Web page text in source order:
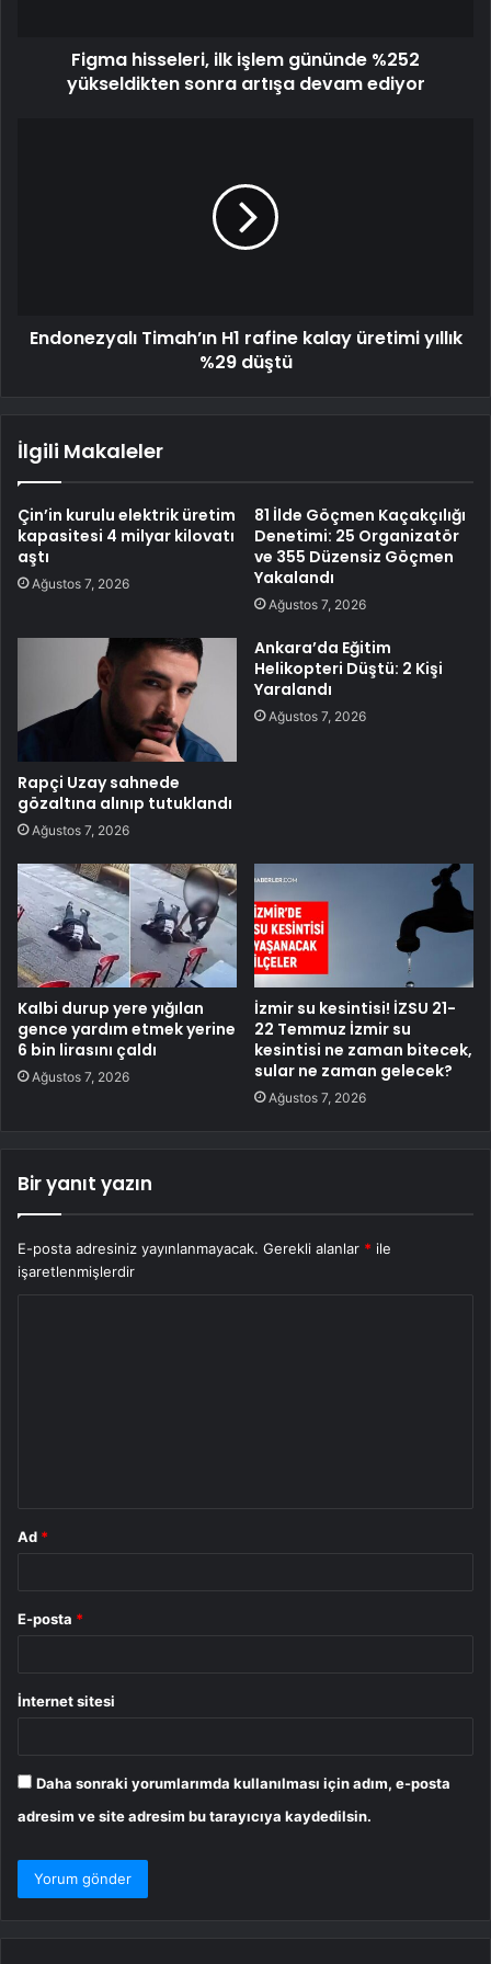
Figma hisseleri, ilk işlem gününde %252
yükseldikten sonra artışa devam ediyor
Endonezyalı Timah’ın H1 rafine kalay üretimi yıllık
%29 düştü
İlgili Makaleler
Çin’in kurulu elektrik üretim
kapasitesi 4 milyar kilovatı
aştı
Ağustos 7, 2026
81 İlde Göçmen Kaçakçılığı
Denetimi: 25 Organizatör
ve 355 Düzensiz Göçmen
Yakalandı
Ağustos 7, 2026
Rapçi Uzay sahnede
gözaltına alınıp tutuklandı
Ağustos 7, 2026
Ankara’da Eğitim
Helikopteri Düştü: 2 Kişi
Yaralandı
Ağustos 7, 2026
Kalbi durup yere yığılan
gence yardım etmek yerine
6 bin lirasını çaldı
Ağustos 7, 2026
İzmir su kesintisi! İZSU 21-
22 Temmuz İzmir su
kesintisi ne zaman bitecek,
sular ne zaman gelecek?
Ağustos 7, 2026
Bir yanıt yazın
E-posta adresiniz yayınlanmayacak. Gerekli alanlar * ile
işaretlenmişlerdir
Ad *
E-posta *
İnternet sitesi
Daha sonraki yorumlarımda kullanılması için adım, e-posta
adresim ve site adresim bu tarayıcıya kaydedilsin.